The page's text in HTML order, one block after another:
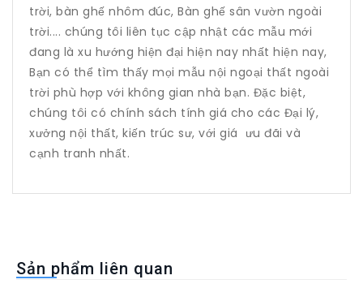
trời, bàn ghế nhôm đúc, Bàn ghế sân vườn ngoài
trời.... chúng tôi liên tục cập nhật các mẫu mới
đang là xu hướng hiện đại hiện nay nhất hiện nay,
Bạn có thể tìm thấy mọi mẫu nội ngoại thất ngoài
trời phù hợp với không gian nhà bạn. Đặc biệt,
chúng tôi có chính sách tính giá cho các Đại lý,
xưởng nội thất, kiến trúc sư, với giá ưu đãi và
cạnh tranh nhất.
Sản phẩm liên quan